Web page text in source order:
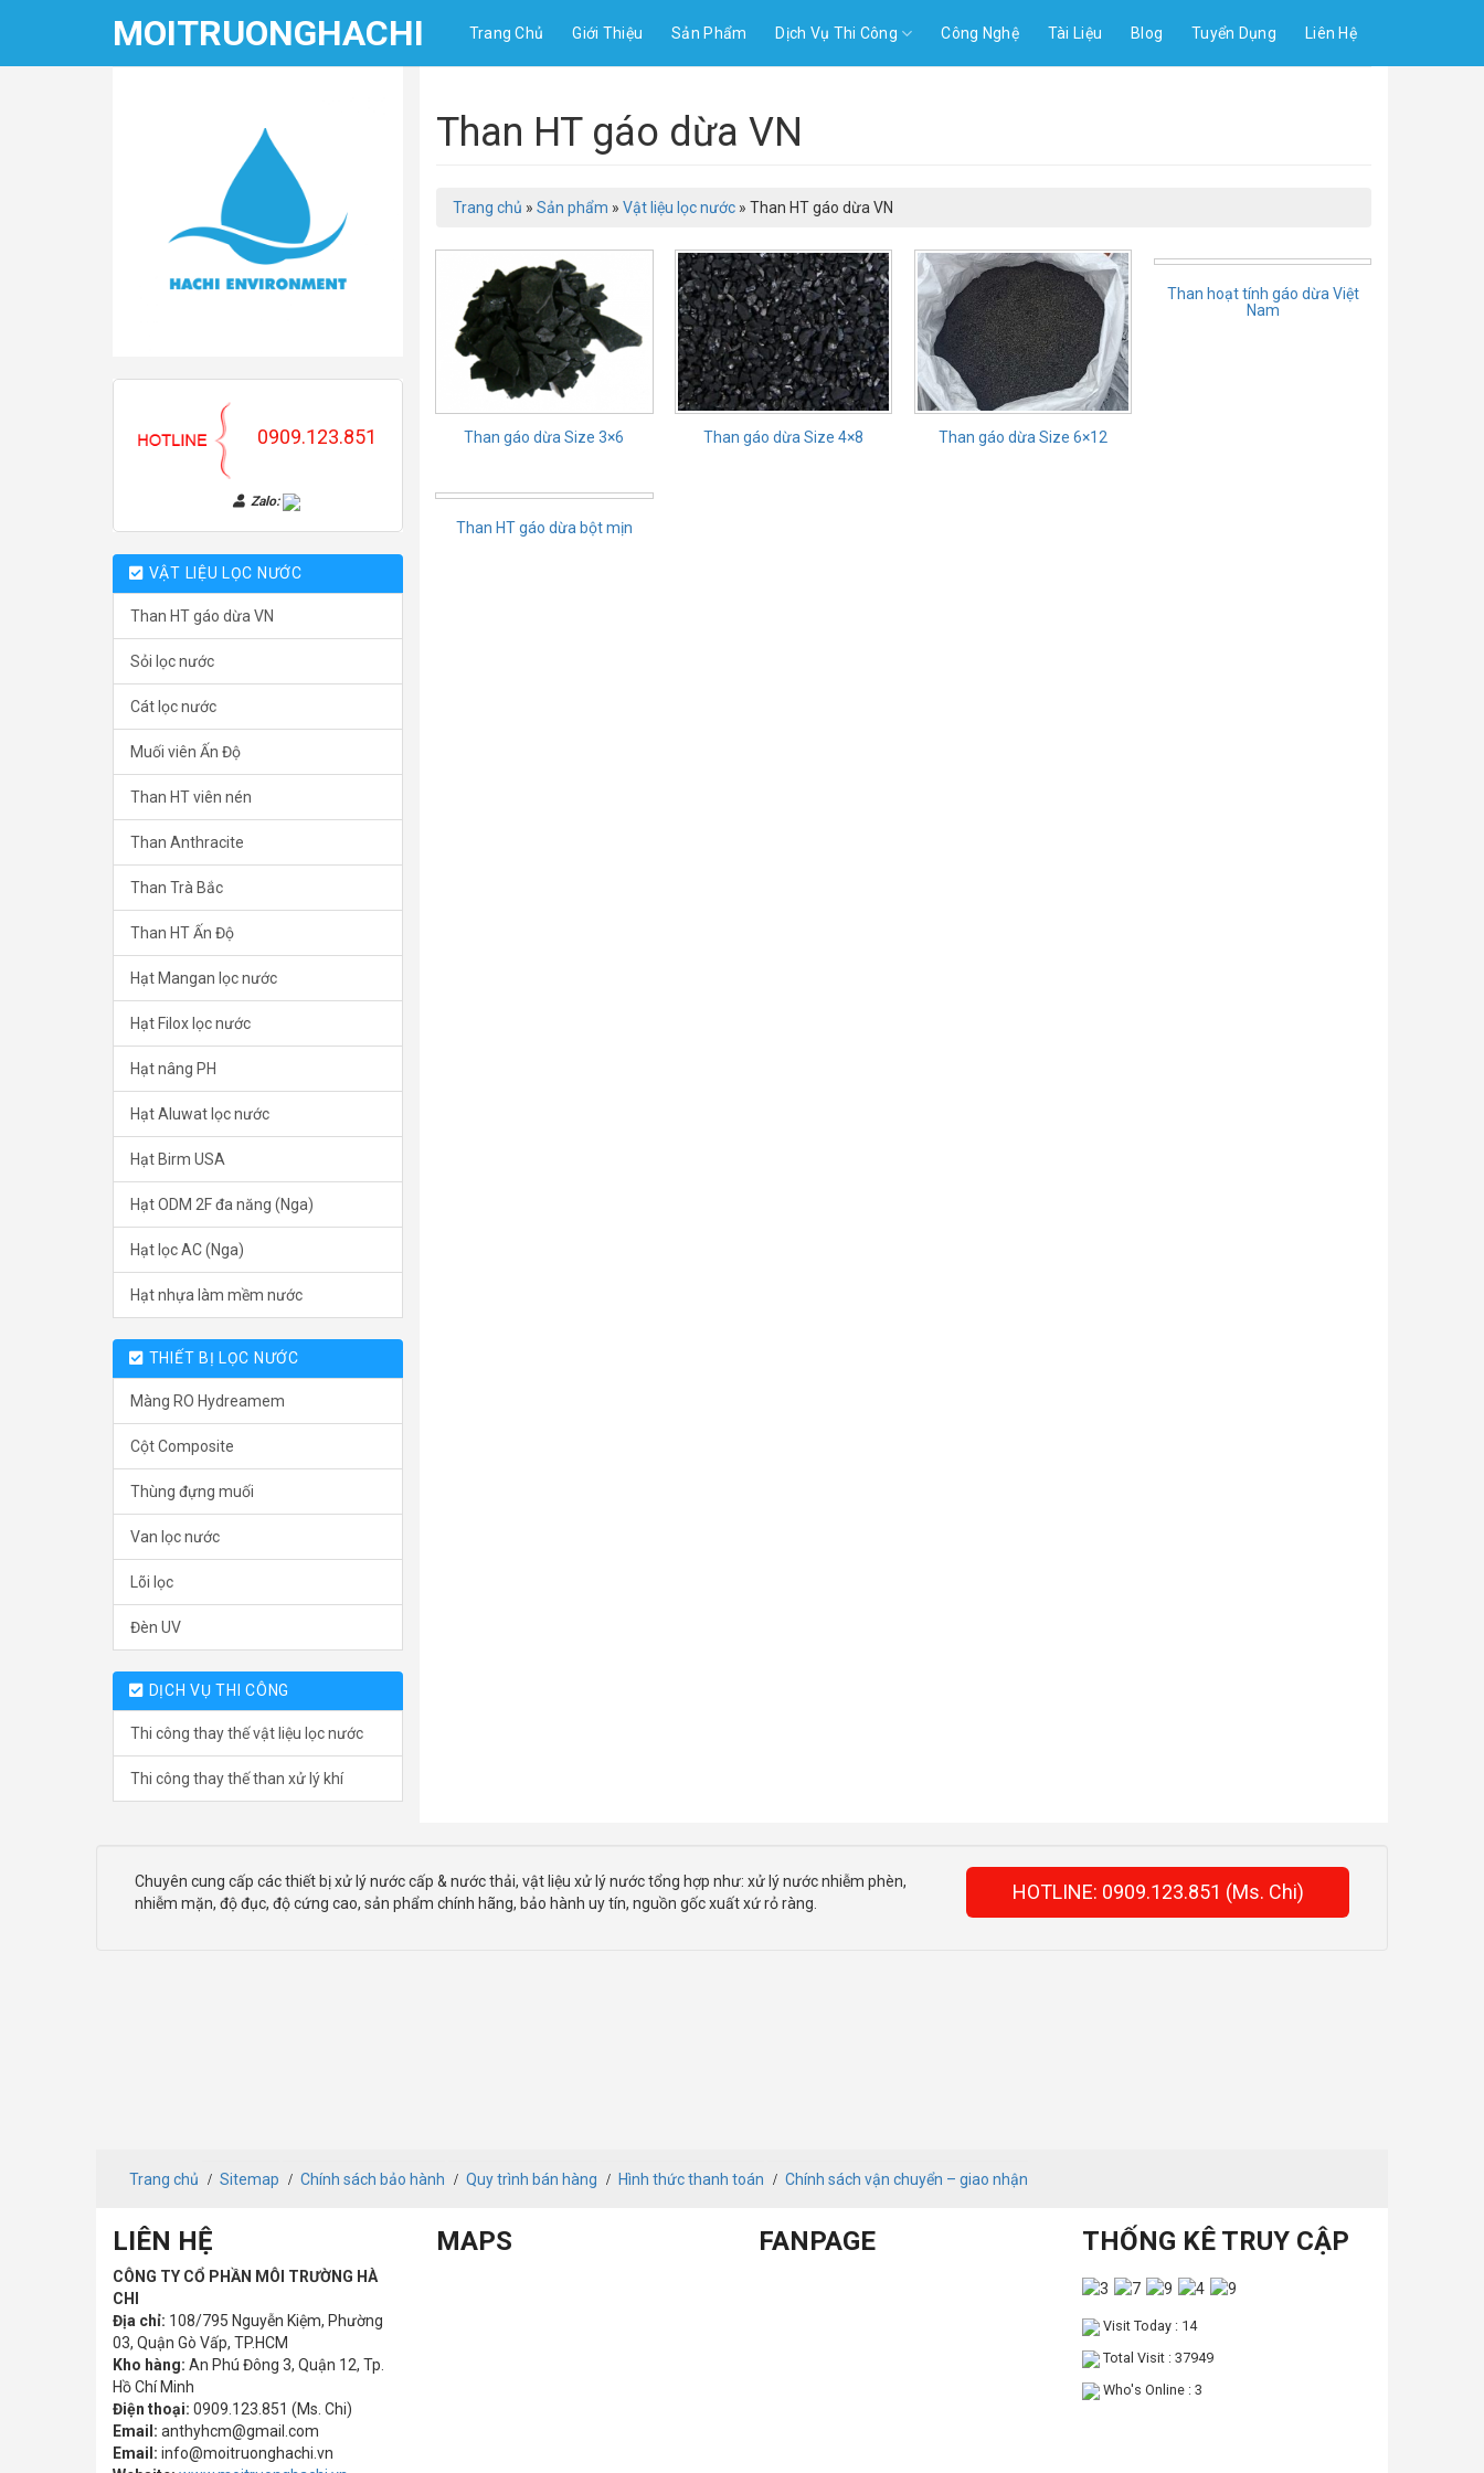
MOITRUONGHACHI Trang Chủ Giới Thiệu Sản Phẩm Dịch Vụ Thi Công Công Nghệ Tài Liệu Blog Tuyển Dụng Liên Hệ
0909.123.851
Zalo:
VẬT LIỆU LỌC NƯỚC
Than HT gáo dừa VN
Sỏi lọc nước
Cát lọc nước
Muối viên Ấn Độ
Than HT viên nén
Than Anthracite
Than Trà Bắc
Than HT Ấn Độ
Hạt Mangan lọc nước
Hạt Filox lọc nước
Hạt nâng PH
Hạt Aluwat lọc nước
Hạt Birm USA
Hạt ODM 2F đa năng (Nga)
Hạt lọc AC (Nga)
Hạt nhựa làm mềm nước
THIẾT BỊ LỌC NƯỚC
Màng RO Hydreamem
Cột Composite
Thùng đựng muối
Van lọc nước
Lõi lọc
Đèn UV
DỊCH VỤ THI CÔNG
Thi công thay thế vật liệu lọc nước
Thi công thay thế than xử lý khí
Than HT gáo dừa VN
Trang chủ » Sản phẩm » Vật liệu lọc nước» Than HT gáo dừa VN
Than gáo dừa Size 3×6 Than gáo dừa Size 4×8 Than gáo dừa Size 6×12
Than hoạt tính gáo dừa Việt
Nam
Than HT gáo dừa bột mịn
Chuyên cung cấp các thiết bị xử lý nước cấp & nước thải, vật liệu xử lý nước tổng hợp như: xử lý nước nhiễm phèn,
nhiễm mặn, độ đục, độ cứng cao, sản phẩm chính hãng, bảo hành uy tín, nguồn gốc xuất xứ rỏ ràng.
HOTLINE: 0909.123.851 (Ms. Chi)
Trang chủ Sitemap Chính sách bảo hành Quy trình bán hàng Hình thức thanh toán Chính sách vận chuyển – giao nhận
LIÊN HỆ
CÔNG TY CỔ PHẦN MÔI TRƯỜNG HÀ
CHI
Địa chỉ: 108/795 Nguyễn Kiệm, Phường
03, Quận Gò Vấp, TP.HCM
Kho hàng: An Phú Đông 3, Quận 12, Tp.
Hồ Chí Minh
Điện thoại: 0909.123.851 (Ms. Chi)
Email: anthyhcm@gmail.com
Email: info@moitruonghachi.vn
MAPS FANPAGE THỐNG KÊ TRUY CẬP
Visit Today : 14
Total Visit : 37949
Who's Online : 3